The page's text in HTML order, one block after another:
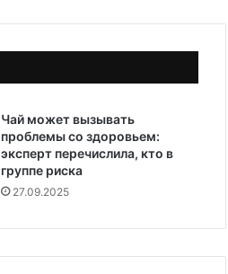
Чай может вызывать
проблемы со здоровьем:
эксперт перечислила, кто в
группе риска
27.09.2025